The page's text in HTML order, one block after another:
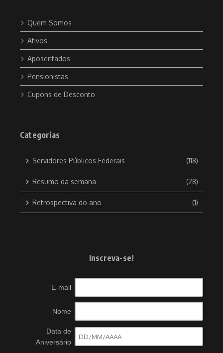
Quem Somos
Ativos
Aposentados
Pensionistas
Cupons de Desconto
Categorias
Servidores Públicos Federais (118)
Resumo da semana (28)
Retrospectiva do ano (1)
Inscreva-se!
E-mail
Nome
Data de
Aniversário